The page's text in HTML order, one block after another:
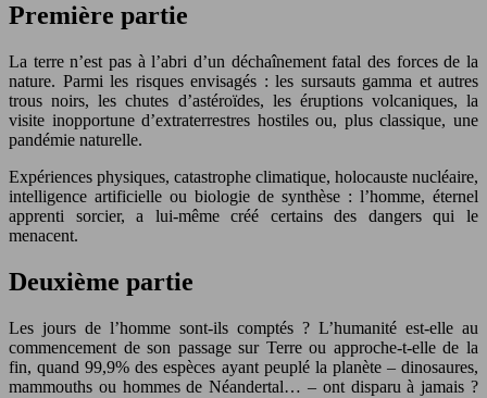
Première partie
La terre n’est pas à l’abri d’un déchaînement fatal des forces de la
nature. Parmi les risques envisagés : les sursauts gamma et autres
trous noirs, les chutes d’astéroïdes, les éruptions volcaniques, la
visite inopportune d’extraterrestres hostiles ou, plus classique, une
pandémie naturelle.
Expériences physiques, catastrophe climatique, holocauste nucléaire,
intelligence artificielle ou biologie de synthèse : l’homme, éternel
apprenti sorcier, a lui-même créé certains des dangers qui le
menacent.
Deuxième partie
Les jours de l’homme sont-ils comptés ? L’humanité est-elle au
commencement de son passage sur Terre ou approche-t-elle de la
fin, quand 99,9% des espèces ayant peuplé la planète – dinosaures,
mammouths ou hommes de Néandertal… – ont disparu à jamais ?